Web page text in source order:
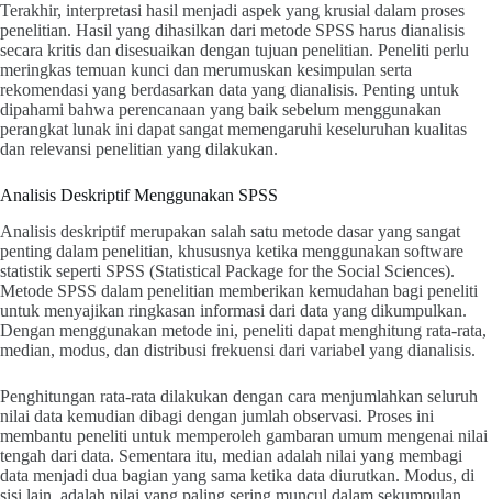
Terakhir, interpretasi hasil menjadi aspek yang krusial dalam proses
penelitian. Hasil yang dihasilkan dari metode SPSS harus dianalisis
secara kritis dan disesuaikan dengan tujuan penelitian. Peneliti perlu
meringkas temuan kunci dan merumuskan kesimpulan serta
rekomendasi yang berdasarkan data yang dianalisis. Penting untuk
dipahami bahwa perencanaan yang baik sebelum menggunakan
perangkat lunak ini dapat sangat memengaruhi keseluruhan kualitas
dan relevansi penelitian yang dilakukan.
Analisis Deskriptif Menggunakan SPSS
Analisis deskriptif merupakan salah satu metode dasar yang sangat
penting dalam penelitian, khususnya ketika menggunakan software
statistik seperti SPSS (Statistical Package for the Social Sciences).
Metode SPSS dalam penelitian memberikan kemudahan bagi peneliti
untuk menyajikan ringkasan informasi dari data yang dikumpulkan.
Dengan menggunakan metode ini, peneliti dapat menghitung rata-rata,
median, modus, dan distribusi frekuensi dari variabel yang dianalisis.
Penghitungan rata-rata dilakukan dengan cara menjumlahkan seluruh
nilai data kemudian dibagi dengan jumlah observasi. Proses ini
membantu peneliti untuk memperoleh gambaran umum mengenai nilai
tengah dari data. Sementara itu, median adalah nilai yang membagi
data menjadi dua bagian yang sama ketika data diurutkan. Modus, di
sisi lain, adalah nilai yang paling sering muncul dalam sekumpulan